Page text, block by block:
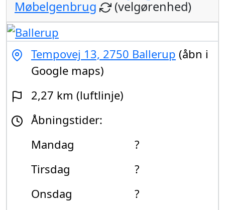
Møbelgenbrug
(velgørenhed)
Tempovej 13, 2750 Ballerup (åbn i
Google maps)
2,27 km (luftlinje)
Åbningstider:
Mandag
?
Tirsdag
?
Onsdag
?